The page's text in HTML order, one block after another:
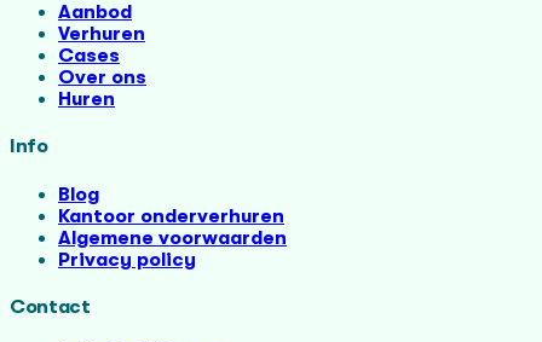
Aanbod
Verhuren
Cases
Over ons
Huren
Info
Blog
Kantoor onderverhuren
Algemene voorwaarden
Privacy policy
Contact